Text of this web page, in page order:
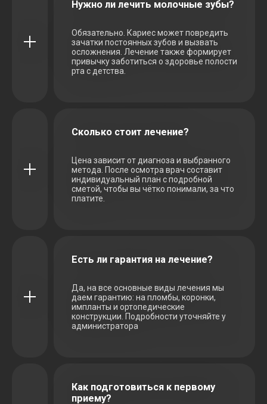
Нужно ли лечить молочные зубы?
Обязательно. Кариес может повредить
зачатки постоянных зубов и вызвать
осложнения. Лечение также формирует
привычку заботиться о здоровье полости
рта с детства.
Сколько стоит лечение?
Цена зависит от диагноза и выбранного
метода. После осмотра врач составит
индивидуальный план с подробной
сметой, чтобы вы чётко понимали, за что
платите.
Есть ли гарантия на лечение?
Да, на все основные виды лечения мы
даем гарантию: на пломбы, коронки,
импланты и ортопедические
конструкции. Подробности уточняйте у
администратора
Как подготовиться к первому
приему?